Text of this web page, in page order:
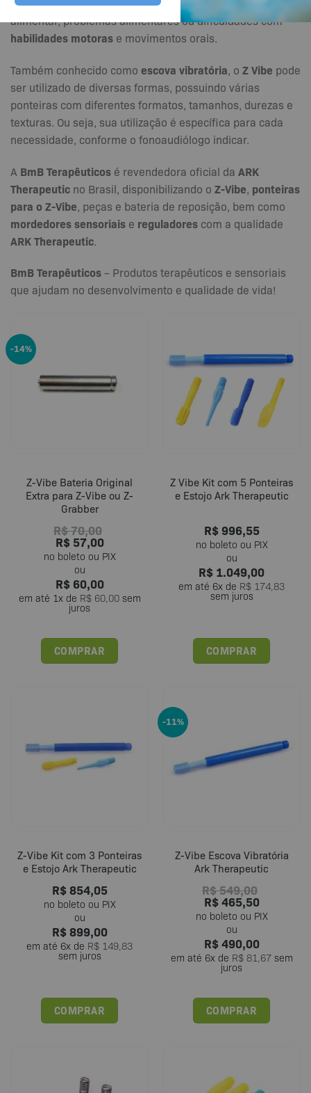
oral, hipossensibilidade ou hipersensibilidade, aversão
alimentar, problemas alimentares ou dificuldades com
habilidades motoras e movimentos orais.
Também conhecido como escova vibratória, o Z Vibe pode
ser utilizado de diversas formas, possuindo várias
ponteiras com diferentes formatos, tamanhos, durezas e
texturas. Ou seja, sua utilização é específica para cada
necessidade, conforme o fonoaudiólogo indicar.
A BmB Terapêuticos é revendedora oficial da ARK
Therapeutic no Brasil, disponibilizando o Z-Vibe, ponteiras
para o Z-Vibe, peças e bateria de reposição, bem como
mordedores sensoriais e reguladores com a qualidade
ARK Therapeutic.
BmB Terapêuticos– Produtos terapêuticos e sensoriais
que ajudam no desenvolvimento e qualidade de vida!
-14%
Z-Vibe Bateria Original
Extra para Z-Vibe ou Z-
Grabber
R$70,00
R$57,00
R$60,00
em até 1x de R$60,00sem
juros
COMPRAR
Z Vibe Kit com 5 Ponteiras
e Estojo Ark Therapeutic
R$996,55
R$ 1.049,00
em até 6x de R$ 174,83
sem juros
COMPRAR
Z-Vibe Kit com 3 Ponteiras
e Estojo Ark Therapeutic
R$854,05
R$899,00
em até 6x de R$ 149,83
sem juros
COMPRAR
-11%
Z-Vibe Escova Vibratória
Ark Therapeutic
R$549,00
R$465,50
R$490,00
em até 6x de R$81,67sem
juros
COMPRAR